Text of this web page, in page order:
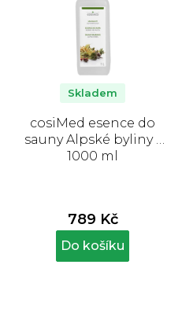
cosiMed esence do
sauny Alpské byliny -
1000 ml
Skladem
789 Kč
Do košíku